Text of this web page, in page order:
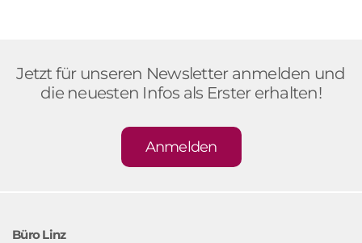
Jetzt für unseren Newsletter anmelden und
die neuesten Infos als Erster erhalten!
Anmelden
Büro Linz